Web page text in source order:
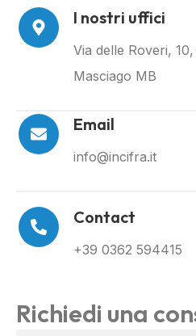
I nostri uffici
Via delle Roveri,
Masciago MB
Email
info@incifra.it
Contact
+39 0362 594415
Richiedi una